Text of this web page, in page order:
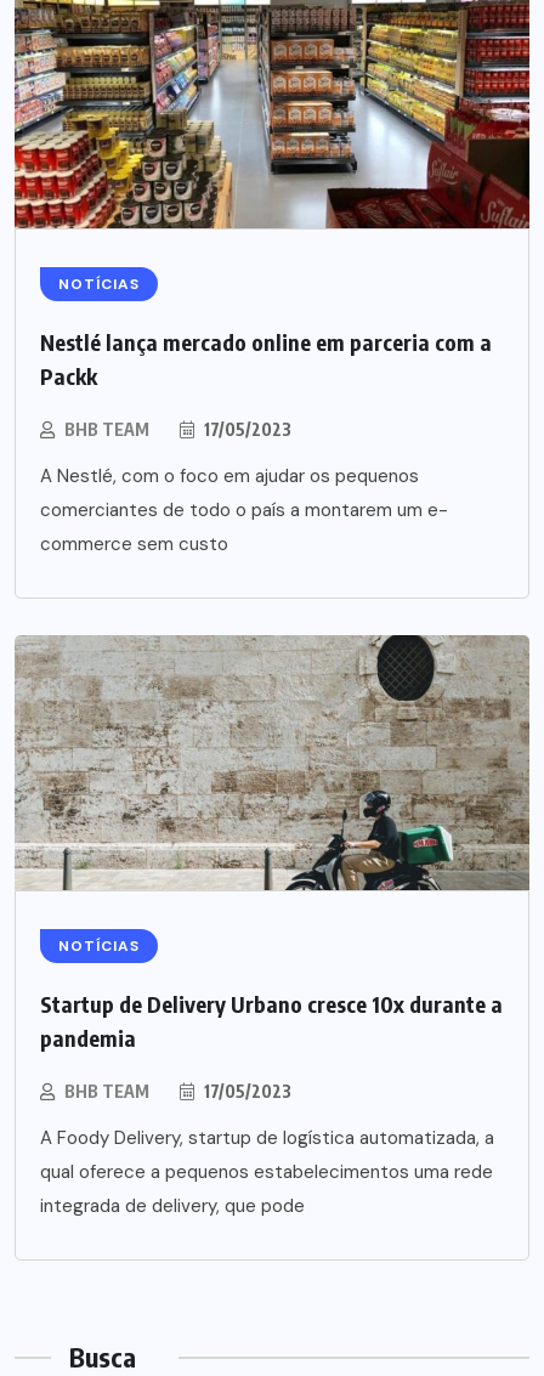
NOTÍCIAS
Nestlé lança mercado online em parceria com a
Packk
BHB TEAM 17/05/2023
A Nestlé, com o foco em ajudar os pequenos
comerciantes de todo o país a montarem um e-
commerce sem custo
NOTÍCIAS
Startup de Delivery Urbano cresce 10x durante a
pandemia
BHB TEAM 17/05/2023
A Foody Delivery, startup de logística automatizada, a
qual oferece a pequenos estabelecimentos uma rede
integrada de delivery, que pode
Busca